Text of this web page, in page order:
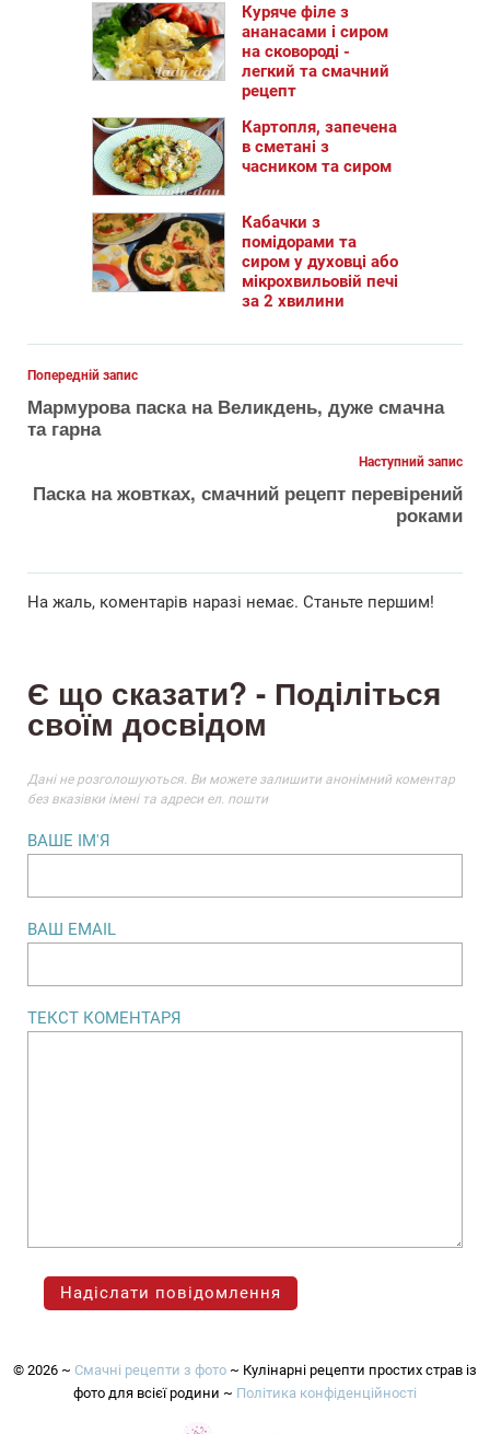
Куряче філе з
ананасами і сиром
на сковороді -
легкий та смачний
рецепт
Картопля, запечена
в сметані з
часником та сиром
Кабачки з
помідорами та
сиром у духовці або
мікрохвильовій печі
за 2 хвилини
Попередній запис
Мармурова паска на Великдень, дуже смачна
та гарна
Наступний запис
Паска на жовтках, смачний рецепт перевірений
роками
На жаль, коментарiв наразi немає. Станьте першим!
Є що сказати? - Подiлiться
своїм досвiдом
Данi не розголошуються. Ви можете залишити анонiмний коментар
без вказiвки iменi та адреси ел. пошти
ВАШЕ IМ'Я
ВАШ EMAIL
ТЕКСТ КОМЕНТАРЯ
© 2026 ~ Смачнi рецепти з фото ~ Кулiнарнi рецепти простих страв iз
фото для всiєї родини ~ Полiтика конфiденцiйностi